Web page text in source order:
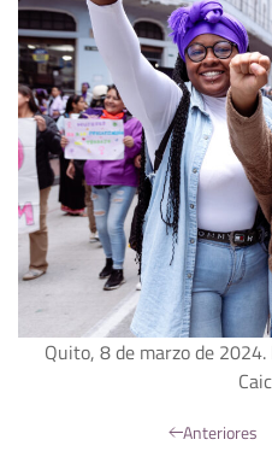
Quito, 8 de marzo de
Anteriores